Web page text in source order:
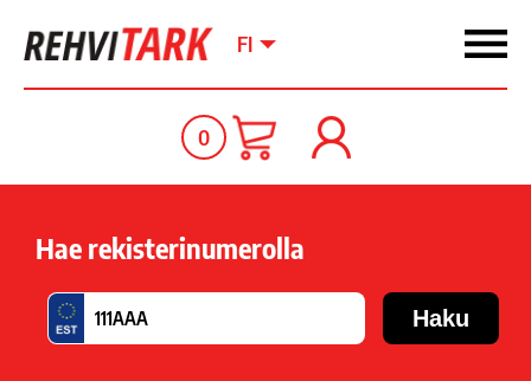
FI
0
Hae rekisterinumerolla